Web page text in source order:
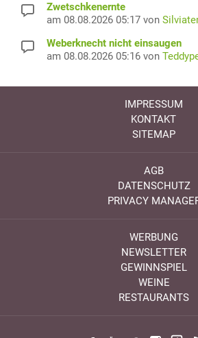
Zwetschkenernte
am 08.08.2026 05:17 von
Weberknecht nicht einsaugen
am 08.08.2026 05:16 von
IMPRESSUM
KONTAKT
SITEMAP
AGB
DATENSCHUTZ
PRIVACY
WERBUNG
NEWSLETTER
GEWINNSPIEL
WEINE
RESTAURANTS